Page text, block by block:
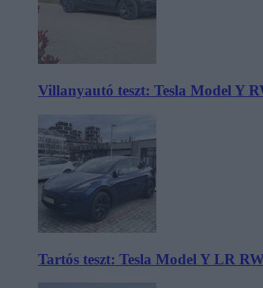
Villanyautó teszt: Tesla Model Y
Tartós teszt: Tesla Model Y LR